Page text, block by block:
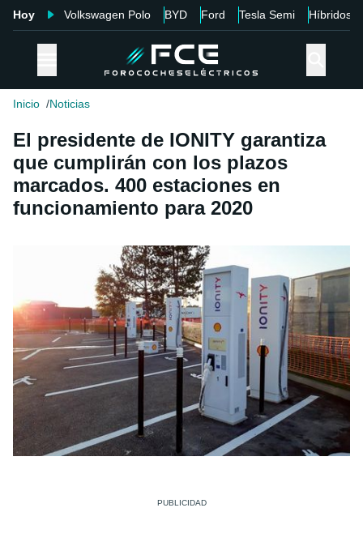
Hoy Volkswagen Polo BYD Ford Tesla Semi Híbridos
Inicio Noticias
El presidente de IONITY garantiza
que cumplirán con los plazos
marcados. 400 estaciones en
funcionamiento para 2020